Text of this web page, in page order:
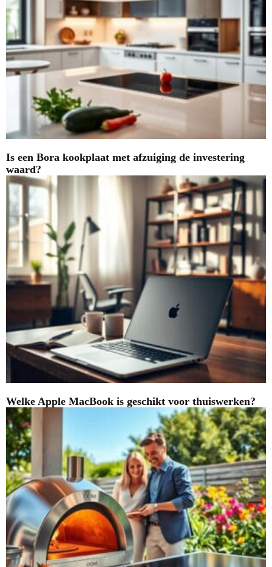
Is een Bora kookplaat met afzuiging de investering
waard?
Welke Apple MacBook is geschikt voor thuiswerken?